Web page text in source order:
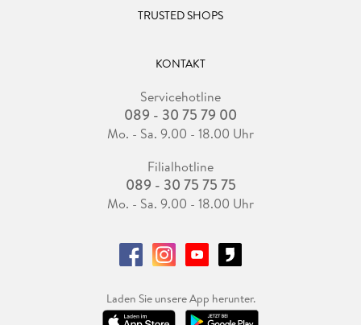
TRUSTED SHOPS
KONTAKT
Servicehotline
089 - 30 75 79 00
Mo. - Sa. 9.00 - 18.00 Uhr
Filialhotline
089 - 30 75 75 75
Mo. - Sa. 9.00 - 18.00 Uhr
Laden Sie unsere App herunter.